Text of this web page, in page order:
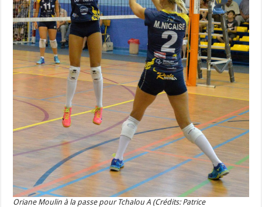
Oriane Moulin à la passe pour Tchalou A (Crédits: Patrice